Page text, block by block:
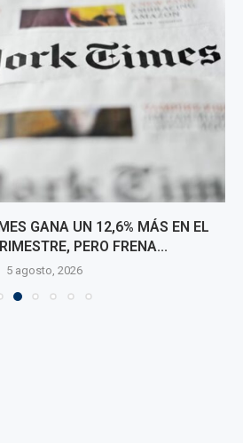
GANA UN 12,6% MÁS EN EL
PERO FRENA...
5 agosto, 2026